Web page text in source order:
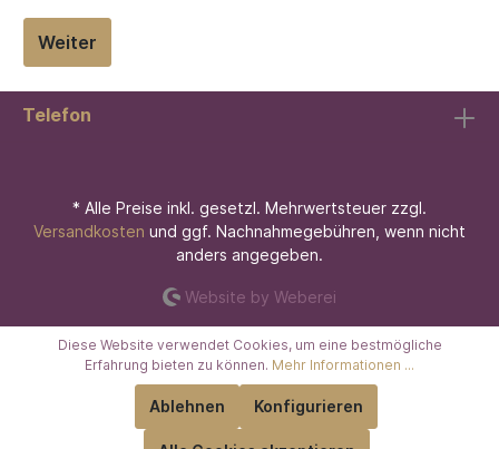
Weiter
Telefon
* Alle Preise inkl. gesetzl. Mehrwertsteuer zzgl.
Versandkosten und ggf. Nachnahmegebühren, wenn nicht
anders angegeben.
Website by Weberei
Diese Website verwendet Cookies, um eine bestmögliche
Erfahrung bieten zu können. Mehr Informationen ...
Ablehnen Konfigurieren